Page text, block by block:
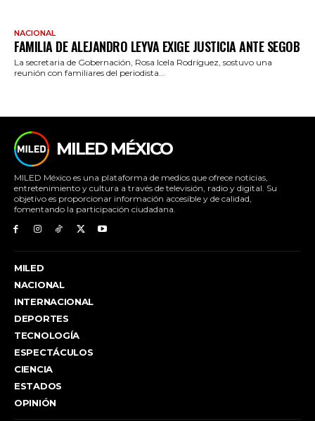
NACIONAL
FAMILIA DE ALEJANDRO LEYVA EXIGE JUSTICIA ANTE SEGOB
La secretaria de Gobernación, Rosa Icela Rodríguez, sostuvo una
reunión con familiares del periodista...
MILED MÉXICO
MILED México es una plataforma de medios que ofrece noticias,
entretenimiento y cultura a través de televisión, radio y digital. Su
objetivo es proporcionar información accesible y de calidad,
fomentando la participación ciudadana.
MILED
NACIONAL
INTERNACIONAL
DEPORTES
TECNOLOGÍA
ESPECTÁCULOS
CIENCIA
ESTADOS
OPINIÓN